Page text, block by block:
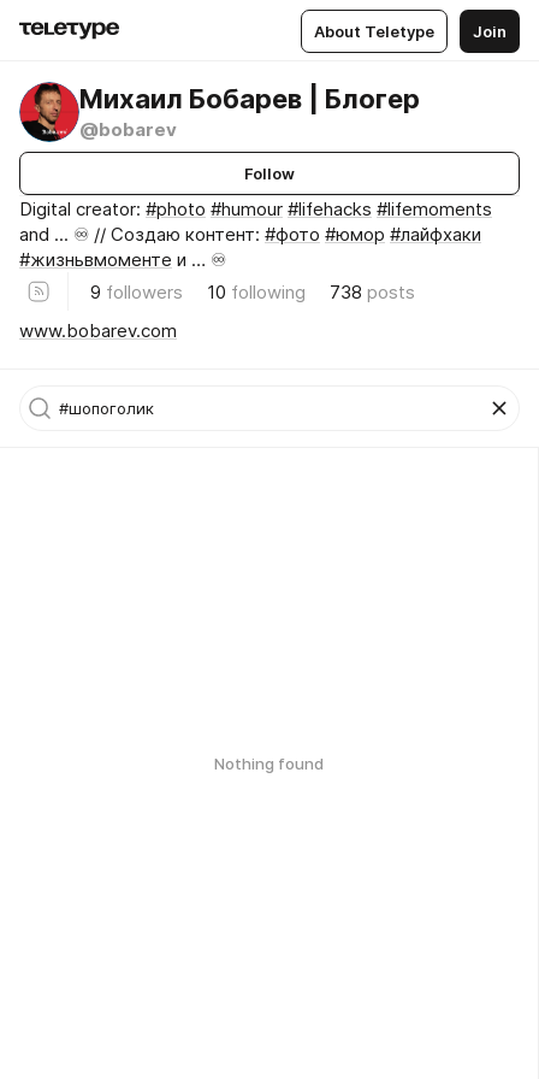
About Teletype Join
Михаил Бобарев | Блогер
@bobarev
Follow
Digital creator: #photo #humour #lifehacks #lifemoments
and ... ♾️ // Создаю контент: #фото #юмор #лайфхаки
#жизньвмоменте и … ♾️
9 followers 10 following 738 posts
www.bobarev.com
Nothing found